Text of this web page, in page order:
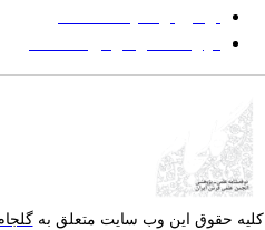
توضیح وضعیت مقالات
فهرست موضوعی مقاله‌ها
حقوق این وب سایت متعلق به